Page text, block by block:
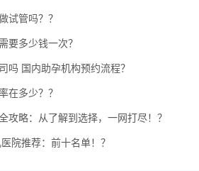
试管吗？？
要多少钱一次？
吗 国内助孕机构预约流程？
在多少？？
攻略：从了解到选择，一网打尽！？
院推荐：前十名单！？